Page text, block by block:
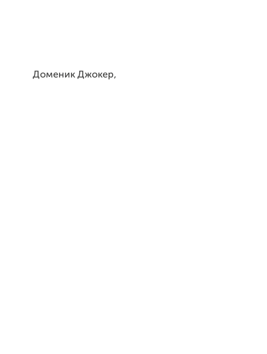
Доменик Джокер,